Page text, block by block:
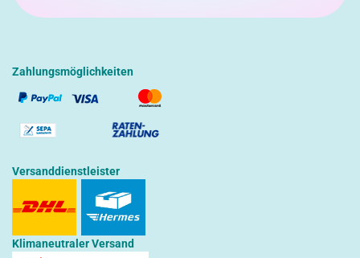
Zahlungsmöglichkeiten
Versanddienstleister
Klimaneutraler Versand